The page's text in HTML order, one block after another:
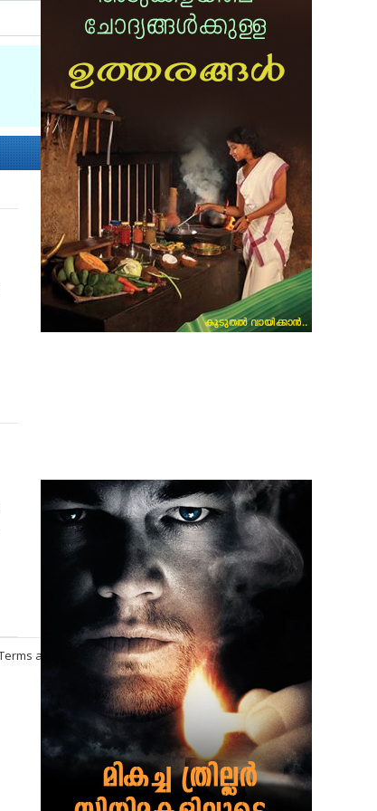
Socialize with us
and Conditions